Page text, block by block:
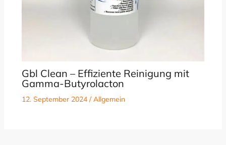
Gbl Clean – Effiziente Reinigung mit
Gamma-Butyrolacton
12. September 2024 /Allgemein